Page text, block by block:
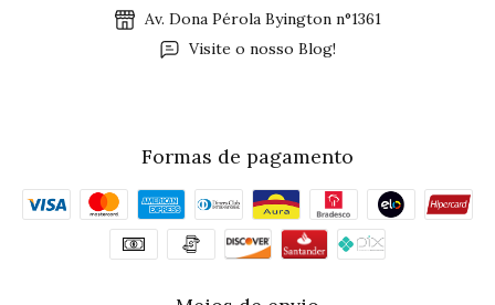
Av. Dona Pérola Byington n°1361
Visite o nosso Blog!
Formas de pagamento